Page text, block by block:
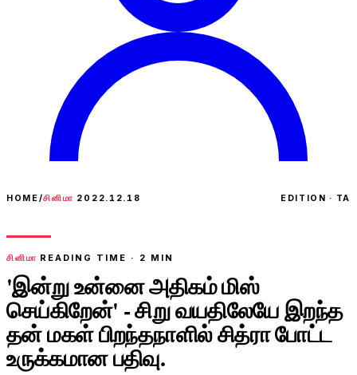
HOME/சினிமா 2022.12.18 EDITION · TA
சினிமா READING TIME · 2 MIN
'இன்று உன்னை அதிகம் மிஸ்
செய்கிறேன்' - சிறு வயதிலேயே இறந்த
தன் மகள் பிறந்தநாளில் சித்ரா போட்ட
உருக்கமான பதிவு.